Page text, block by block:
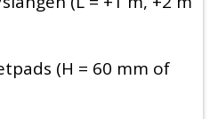
(H = 60 mm of